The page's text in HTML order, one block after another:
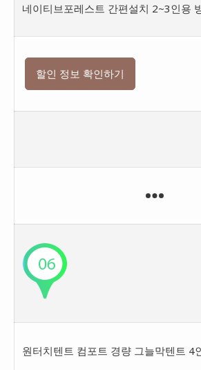
네이티브포레스트 간편설치 2~3인용
할인 정보 확인하기
원터치텐트 컴포트 경량 그늘막텐트 4